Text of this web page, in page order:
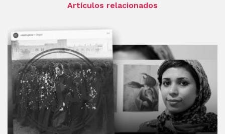
Artículos relacionados